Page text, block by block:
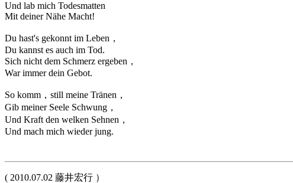
Und lab mich Todesmatten
Mit deiner Nähe Macht!
Du hast's gekonnt im Leben，
Du kannst es auch im Tod.
Sich nicht dem Schmerz ergeben，
War immer dein Gebot.
So komm，still meine Tränen，
Gib meiner Seele Schwung，
Und Kraft den welken Sehnen，
Und mach mich wieder jung.
( 2010.07.02 藤井宏行 ）